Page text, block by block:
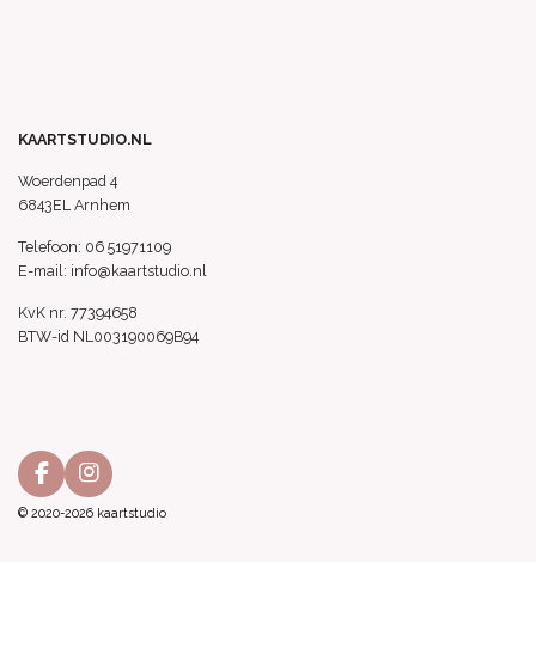
KAARTSTUDIO.NL
Woerdenpad 4
6843EL Arnhem
Telefoon: 06 51971109
E-mail: info@kaartstudio.nl
KvK nr. 77394658
BTW-id NL003190069B94
F
a
I
n
© 2020-2026 kaartstudio